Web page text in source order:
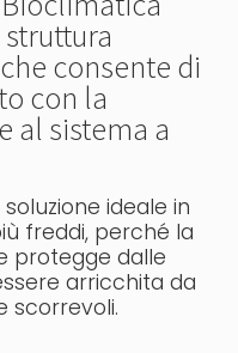
consente di
con la
al sistema a
ideale in
freddi, perché la
protegge dalle
arricchita da
scorrevoli.